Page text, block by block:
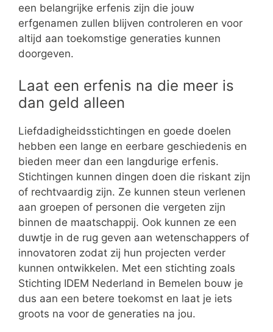
een belangrijke erfenis zijn die jouw
erfgenamen zullen blijven controleren en voor
altijd aan toekomstige generaties kunnen
doorgeven.
Laat een erfenis na die meer is
dan geld alleen
Liefdadigheidsstichtingen en goede doelen
hebben een lange en eerbare geschiedenis en
bieden meer dan een langdurige erfenis.
Stichtingen kunnen dingen doen die riskant zijn
of rechtvaardig zijn. Ze kunnen steun verlenen
aan groepen of personen die vergeten zijn
binnen de maatschappij. Ook kunnen ze een
duwtje in de rug geven aan wetenschappers of
innovatoren zodat zij hun projecten verder
kunnen ontwikkelen. Met een stichting zoals
Stichting IDEM Nederland in Bemelen bouw je
dus aan een betere toekomst en laat je iets
groots na voor de generaties na jou.